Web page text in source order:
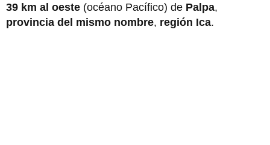
39 km al oeste (océano Pacífico) de Palpa,
provincia del mismo nombre, región Ica.